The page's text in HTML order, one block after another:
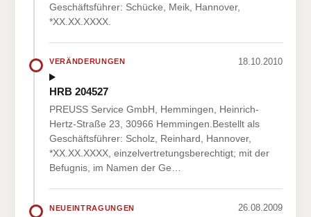
Geschäftsführer: Schücke, Meik, Hannover,
*XX.XX.XXXX.
VERÄNDERUNGEN 18.10.2010
HRB 204527
PREUSS Service GmbH, Hemmingen, Heinrich-
Hertz-Straße 23, 30966 Hemmingen.Bestellt als
Geschäftsführer: Scholz, Reinhard, Hannover,
*XX.XX.XXXX, einzelvertretungsberechtigt; mit der
Befugnis, im Namen der Ge…
NEUEINTRAGUNGEN 26.08.2009